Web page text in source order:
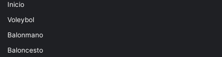
Inicio
Voleybol
Balonmano
Baloncesto